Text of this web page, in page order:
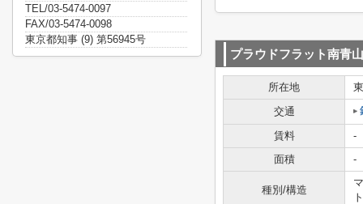
プラウドフラット南青山
所在地
交通
賃料
-
面積
-
種別/構造
ト
TEL/03-5474-0097
FAX/03-5474-0098
東京都知事 (9) 第56945号